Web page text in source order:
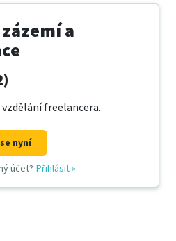
a
freelancera.
nyní
účet? Přihlásit»